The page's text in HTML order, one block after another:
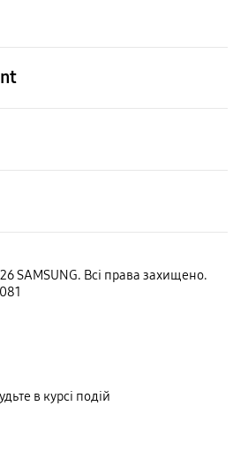
SAMSUNG. Всі права захищено.
в курсі подій